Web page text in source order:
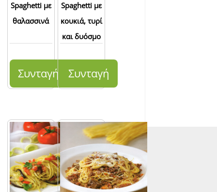
Spaghetti με
θαλασσινά
Συνταγή
Spaghetti με
κουκιά, τυρί
και δυόσμο
Συνταγή